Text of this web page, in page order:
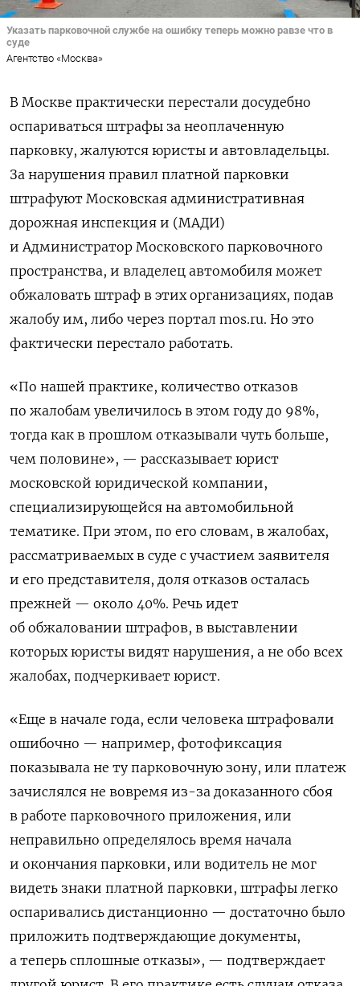
Указать парковочной службе на ошибку теперь можно равзе что в
суде
Агентство «Москва»
В Москве практически перестали досудебно
оспариваться штрафы за неоплаченную
парковку, жалуются юристы и автовладельцы.
За нарушения правил платной парковки
штрафуют Московская административная
дорожная инспекция и (МАДИ)
и Администратор Московского парковочного
пространства, и владелец автомобиля может
обжаловать штраф в этих организациях, подав
жалобу им, либо через портал mos.ru. Но это
фактически перестало работать.
«По нашей практике, количество отказов
по жалобам увеличилось в этом году до 98%,
тогда как в прошлом отказывали чуть больше,
чем половине», — рассказывает юрист
московской юридической компании,
специализирующейся на автомобильной
тематике. При этом, по его словам, в жалобах,
рассматриваемых в суде с участием заявителя
и его представителя, доля отказов осталась
прежней — около 40%. Речь идет
об обжаловании штрафов, в выставлении
которых юристы видят нарушения, а не обо всех
жалобах, подчеркивает юрист.
«Еще в начале года, если человека штрафовали
ошибочно — например, фотофиксация
показывала не ту парковочную зону, или платеж
зачислялся не вовремя из-за доказанного сбоя
в работе парковочного приложения, или
неправильно определялось время начала
и окончания парковки, или водитель не мог
видеть знаки платной парковки, штрафы легко
оспаривались дистанционно — достаточно было
приложить подтверждающие документы,
а теперь сплошные отказы», — подтверждает